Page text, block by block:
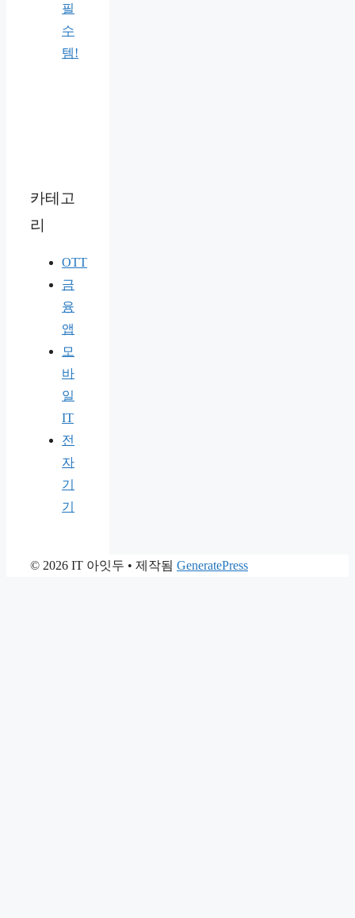
필
수
템!
카테고
리
OTT
금
융
앱
모
바
일
IT
전
자
기
기
© 2026 IT 아잇두 • 제작됨 GeneratePress